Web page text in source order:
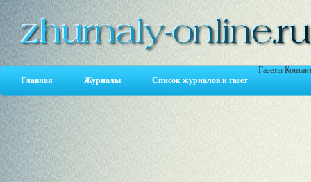
Главная Журналы
Газеты
Список журналов и газет